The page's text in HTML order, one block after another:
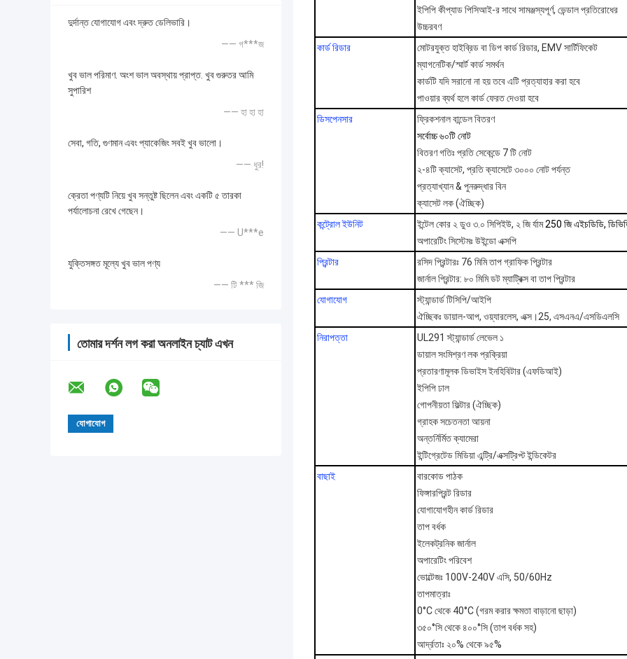
দুর্দান্ত যোগাযোগ এবং দ্রুত ডেলিভারি।
—— গ***জ
খুব ভাল পরিমাণ. অংশ ভাল অবস্থায় প্রাপ্ত. খুব গুরুতর আমি
সুপারিশ
—— হা হা হা
সেবা, গতি, গুণমান এবং প্যাকেজিং সবই খুব ভালো।
—— ধুর!
ক্রেতা পণ্যটি নিয়ে খুব সন্তুষ্ট ছিলেন এবং একটি ৫ তারকা
পর্যালোচনা রেখে গেছেন।
—— U***e
যুক্তিসঙ্গত মূল্যে খুব ভাল পণ্য
—— টি *** জি
তোমার দর্শন লগ করা অনলাইন চ্যাট এখন
ইপিপি কীপ্যাড পিসিআই-র সাথে সামঞ্জস্যপূর্ণ, ভেন্ডাল প্রতিরোধের
উচ্চরবণ
কার্ড রিডার
মোটরযুক্ত হাইব্রিড বা ডিপ কার্ড রিডার, EMV সার্টিফিকেট
ম্যাগনেটিক/স্মার্ট কার্ড সমর্থন
কার্ডটি যদি সরানো না হয় তবে এটি প্রত্যাহার করা হবে
পাওয়ার ব্যর্থ হলে কার্ড ফেরত দেওয়া হবে
ডিসপেনসার
ফ্রিকশনাল বান্ডেল বিতরণ
সর্বোচ্চ ৬০টি নোট
বিতরণ গতিঃ প্রতি সেকেন্ডে 7 টি নোট
২-৪টি ক্যাসেট, প্রতি ক্যাসেটে ৩০০০ নোট পর্যন্ত
প্রত্যাখ্যান & পুনরুদ্ধার বিন
ক্যাসেট লক (ঐচ্ছিক)
কন্ট্রোল ইউনিট
ইন্টেল কোর ২ ডুও ৩.০ সিপিইউ, ২ জি র্যাম250 জি এইচডিডি,
অপারেটিং সিস্টেমঃ উইন্ডো এক্সপি
প্রিন্টার
রসিদ প্রিন্টারঃ 76 মিমি তাপ গ্রাফিক প্রিন্টার
জার্নাল প্রিন্টার: ৮০ মিমি ডট ম্যাট্রিক্স বা তাপ প্রিন্টার
যোগাযোগ
স্ট্যান্ডার্ড টিসিপি/আইপি
ঐচ্ছিকঃ ডায়াল-আপ, ওয়্যারলেস, এক্স।25, এসএনএ/এসডিএলসি
নিরাপত্তা
UL291 স্ট্যান্ডার্ড লেভেল ১
ডায়াল সংমিশ্রণ লক প্রক্রিয়া
প্রতারণামূলক ডিভাইস ইনহিবিটার (এফডিআই)
ইপিপি ঢাল
গোপনীয়তা ফিল্টার (ঐচ্ছিক)
গ্রাহক সচেতনতা আয়না
অন্তর্নির্মিত ক্যামেরা
ইন্টিগ্রেটেড মিডিয়া এন্ট্রি/এক্সট্রিপ্ট ইন্ডিকেটর
বাছাই
বারকোড পাঠক
ফিঙ্গারপ্রিন্ট রিডার
যোগাযোগহীন কার্ড রিডার
তাপ বর্ধক
ইলেকট্রনিক জার্নাল
অপারেটিং পরিবেশ
ভোল্টেজঃ 100V-240V এসি, 50/60Hz
তাপমাত্রাঃ
0°C থেকে 40°C (গরম করার ক্ষমতা বাড়ানো ছাড়া)
৩৫০°সি থেকে ৪০০°সি (তাপ বর্ধক সহ)
আর্দ্রতাঃ ২০% থেকে ৯৫%